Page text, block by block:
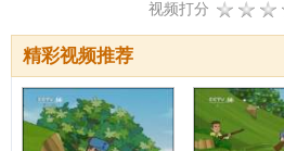
视频打分
精彩视频推荐